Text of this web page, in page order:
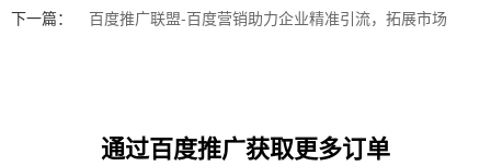
下一篇：
百度推广联盟-百度营销助力企业精准引流，拓展市场
通过百度推广获取更多订单